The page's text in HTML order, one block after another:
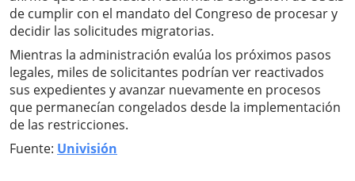
de cumplir con el mandato del Congreso de procesar y
decidir las solicitudes migratorias.
Mientras la administración evalúa los próximos pasos
legales, miles de solicitantes podrían ver reactivados
sus expedientes y avanzar nuevamente en procesos
que permanecían congelados desde la implementación
de las restricciones.
Fuente: Univisión